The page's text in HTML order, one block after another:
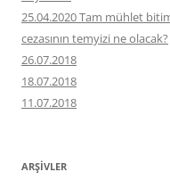
25.04.2020 Tam mühlet
cezasının temyizi ne olacak?
26.07.2018
18.07.2018
11.07.2018
ARŞIVLER